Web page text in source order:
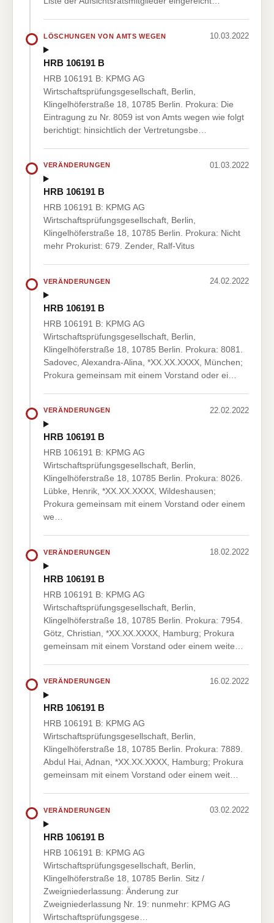
LÖSCHUNGEN VON AMTS WEGEN 10.03.2022
HRB 106191 B
HRB 106191 B: KPMG AG
Wirtschaftsprüfungsgesellschaft, Berlin,
Klingelhöferstraße 18, 10785 Berlin. Prokura: Die
Eintragung zu Nr. 8059 ist von Amts wegen wie folgt
berichtigt: hinsichtlich der Vertretungsbe…
VERÄNDERUNGEN 01.03.2022
HRB 106191 B
HRB 106191 B: KPMG AG
Wirtschaftsprüfungsgesellschaft, Berlin,
Klingelhöferstraße 18, 10785 Berlin. Prokura: Nicht
mehr Prokurist: 679. Zender, Ralf-Vitus
VERÄNDERUNGEN 24.02.2022
HRB 106191 B
HRB 106191 B: KPMG AG
Wirtschaftsprüfungsgesellschaft, Berlin,
Klingelhöferstraße 18, 10785 Berlin. Prokura: 8081.
Sadovec, Alexandra-Alina, *XX.XX.XXXX, München;
Prokura gemeinsam mit einem Vorstand oder ei…
VERÄNDERUNGEN 22.02.2022
HRB 106191 B
HRB 106191 B: KPMG AG
Wirtschaftsprüfungsgesellschaft, Berlin,
Klingelhöferstraße 18, 10785 Berlin. Prokura: 8026.
Lübke, Henrik, *XX.XX.XXXX, Wildeshausen;
Prokura gemeinsam mit einem Vorstand oder einem
we…
VERÄNDERUNGEN 18.02.2022
HRB 106191 B
HRB 106191 B: KPMG AG
Wirtschaftsprüfungsgesellschaft, Berlin,
Klingelhöferstraße 18, 10785 Berlin. Prokura: 7954.
Götz, Christian, *XX.XX.XXXX, Hamburg; Prokura
gemeinsam mit einem Vorstand oder einem weite…
VERÄNDERUNGEN 16.02.2022
HRB 106191 B
HRB 106191 B: KPMG AG
Wirtschaftsprüfungsgesellschaft, Berlin,
Klingelhöferstraße 18, 10785 Berlin. Prokura: 7889.
Abdul Hai, Adnan, *XX.XX.XXXX, Hamburg; Prokura
gemeinsam mit einem Vorstand oder einem weit…
VERÄNDERUNGEN 03.02.2022
HRB 106191 B
HRB 106191 B: KPMG AG
Wirtschaftsprüfungsgesellschaft, Berlin,
Klingelhöferstraße 18, 10785 Berlin. Sitz /
Zweigniederlassung: Änderung zur
Zweigniederlassung Nr. 19: nunmehr: KPMG AG
Wirtschaftsprüfungsgese…